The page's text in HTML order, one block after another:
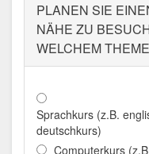
PLANEN SIE
NÄHE ZU
WELCHEM
Sprachkurs (z.B.
deutschkurs)
Computerkurs